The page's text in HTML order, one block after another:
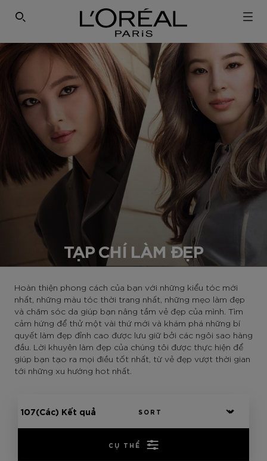
SEARCH THIS SITE
TẠP CHÍ LÀM ĐẸP
Hoàn thiện phong cách của bạn với những kiểu tóc mới
nhất, những màu tóc thời trang nhất, những mẹo làm đẹp
và chăm sóc da giúp bạn nâng tầm vẻ đẹp của mình. Tìm
cảm hứng để thử một vài thứ mới và khám phá những bí
quyết làm đẹp đỉnh cao được lưu giữ bởi các ngôi sao hàng
đầu. Lời khuyên làm đẹp của chúng tôi được thực hiện để
giúp bạn tạo ra mọi điều tốt nhất, từ vẻ đẹp vượt thời gian
tới những xu hướng hot nhất.
107(Các) Kết quả
CỤ THỂ